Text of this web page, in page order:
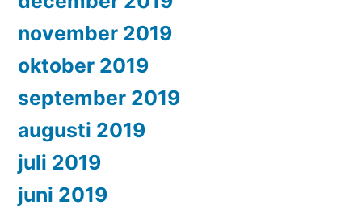
november 2019
oktober 2019
september 2019
augusti 2019
juli 2019
juni 2019